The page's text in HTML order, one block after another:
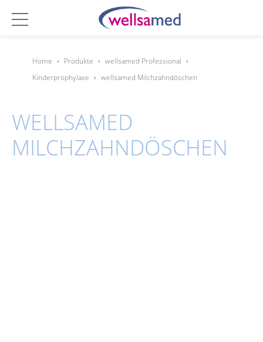
Home › Produkte › wellsamed Professional ›
Kinderprophylaxe › wellsamed Milchzahndöschen
WELLSAMED
MILCHZAHNDÖSCHEN